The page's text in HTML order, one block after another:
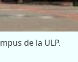
de la ULP.